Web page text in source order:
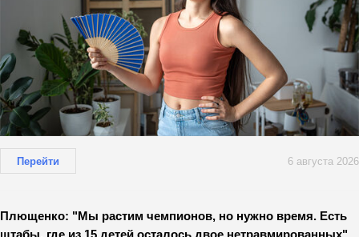
Перейти 6 августа 2026
Плющенко: "Мы растим чемпионов, но нужно время. Есть
штабы, где из 15 детей осталось двое нетравмированных"